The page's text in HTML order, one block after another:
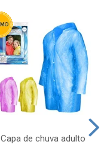
Capa de chuva adulto